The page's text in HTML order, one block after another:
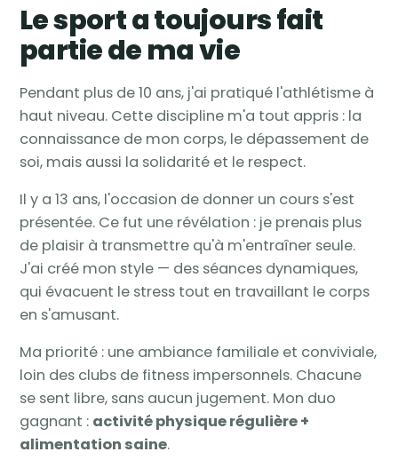
Le sport a toujours fait
partie de ma vie
Pendant plus de 10 ans, j'ai pratiqué l'athlétisme à
haut niveau. Cette discipline m'a tout appris : la
connaissance de mon corps, le dépassement de
soi, mais aussi la solidarité et le respect.
Il y a 13 ans, l'occasion de donner un cours s'est
présentée. Ce fut une révélation : je prenais plus
de plaisir à transmettre qu'à m'entraîner seule.
J'ai créé mon style — des séances dynamiques,
qui évacuent le stress tout en travaillant le corps
en s'amusant.
Ma priorité : une ambiance familiale et conviviale,
loin des clubs de fitness impersonnels. Chacune
se sent libre, sans aucun jugement. Mon duo
gagnant : activité physique régulière +
alimentation saine.